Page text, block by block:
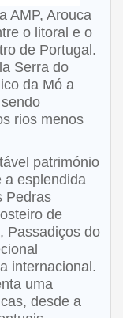
AMP, Arouca
o litoral e o
de Portugal.
Serra do
da Mó a
rios menos
património
a esplendida
Pedras
de
Passadiços do
internacional.
uma
desde a